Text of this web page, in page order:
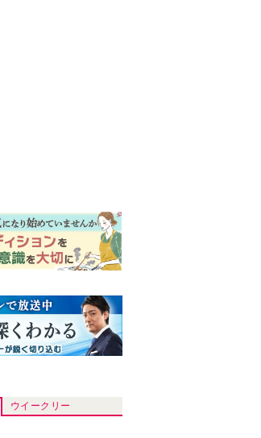
ツが乾くまで』第5話
を許しあう咲子と樹
うすぐ一周忌なんで
ぎたら…」＜ネタバ
りん。シマケンと横
。「好きです」と告
は…
リ！ご近所姑】「こ
捨ててまえ！」おば
】風、薫る』あらす
いに感染が収束。黒川